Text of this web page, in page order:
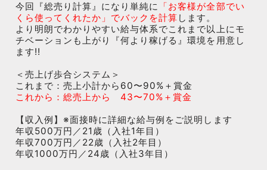
今回『総売り計算』になり単純に 「お客様が全部でい
くら使ってくれたか」でバックを計算 します。
より明朗でわかりやすい給与体系でこれまで以上にモ
チベーションも上がり『何より稼げる』環境を用意し
ます!!
＜売上げ歩合システム＞
これまで：売上小計から60〜90%＋賞金
これから：総売上から 43〜70%＋賞金
【収入例】※面接時に詳細な給与例をご説明します
年収500万円／21歳（入社1年目）
年収700万円／22歳（入社2年目）
年収1000万円／24歳（入社3年目）